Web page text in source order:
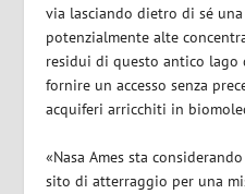
via lasciando dietro di sé
potenzialmente alte
residui di questo antico
fornire un accesso senza
acquiferi arricchiti in
«Nasa Ames sta
sito di atterraggio per una